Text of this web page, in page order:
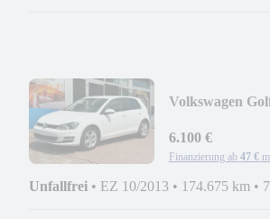
Volkswagen
6.100 €
Finanzierung ab 47 €
Unfallfrei • EZ 10/2013 • 174.675 km •